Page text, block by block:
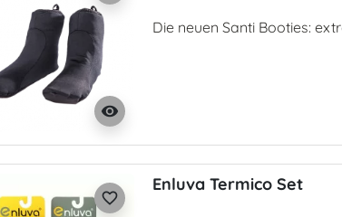
visibility
Die neuen Santi Booties:
favorite_border
Enluva Termico Set